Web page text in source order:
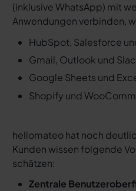
(inklusive WhatsApp) mit
Anwendungen verbinden,
HubSpot, Salesforce
Gmail, Outlook und
Google Sheets und
Shopify und
hellomateo hat noch
Kunden wissen folgende
schätzen:
Zentrale